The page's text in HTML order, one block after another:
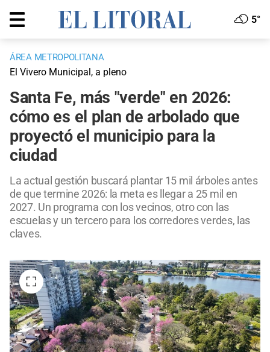
5°
ÁREA METROPOLITANA
El Vivero Municipal, a pleno
Santa Fe, más "verde" en 2026:
cómo es el plan de arbolado que
proyectó el municipio para la
ciudad
La actual gestión buscará plantar 15 mil árboles antes
de que termine 2026: la meta es llegar a 25 mil en
2027. Un programa con los vecinos, otro con las
escuelas y un tercero para los corredores verdes, las
claves.